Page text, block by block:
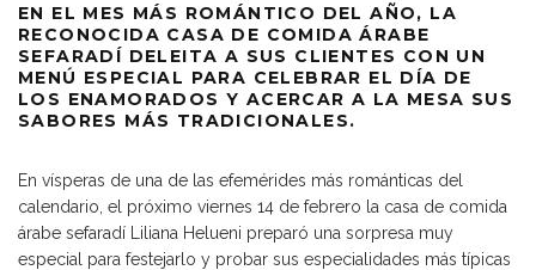
EN EL MES MÁS ROMÁNTICO DEL AÑO, LA
RECONOCIDA CASA DE COMIDA ÁRABE
SEFARADÍ DELEITA A SUS CLIENTES CON UN
MENÚ ESPECIAL PARA CELEBRAR EL DÍA DE
LOS ENAMORADOS Y ACERCAR A LA MESA SUS
SABORES MÁS TRADICIONALES.
En vísperas de una de las efemérides más románticas del
calendario, el próximo viernes 14 de febrero la casa de comida
árabe sefaradí Liliana Helueni preparó una sorpresa muy
especial para festejarlo y probar sus especialidades más típicas